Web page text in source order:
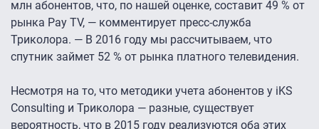
млн абонентов, что, по нашей оценке, составит 49 % от
рынка Pay TV, — комментирует пресс-служба
Триколора. — В 2016 году мы рассчитываем, что
спутник займет 52 % от рынка платного телевидения.
Несмотря на то, что методики учета абонентов у iKS
Consulting и Триколора — разные, существует
вероятность, что в 2015 году реализуются оба этих